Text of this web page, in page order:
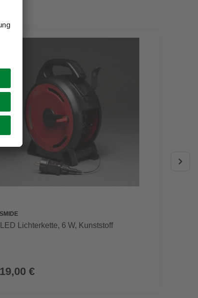
Lichterkette, 6 W, Kunststoff
€